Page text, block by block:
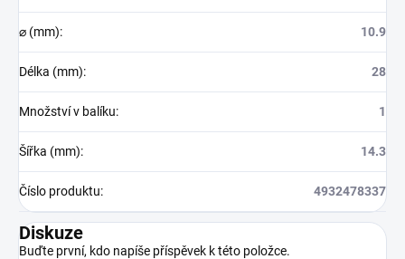
⌀ (mm): 10.9
Délka (mm): 28
Množství v balíku: 1
Šířka (mm): 14.3
Číslo produktu: 4932478337
Diskuze
Buďte první, kdo napíše příspěvek k této položce.